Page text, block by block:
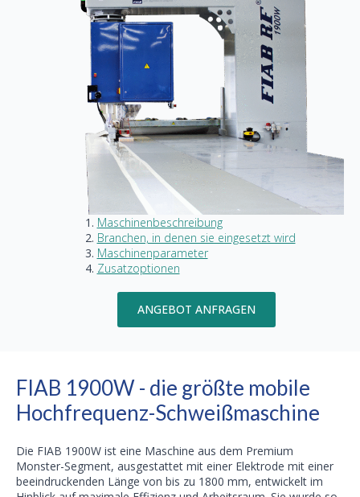
Maschinenbeschreibung
Branchen, in denen sie eingesetzt wird
Maschinenparameter
Zusatzoptionen
ANGEBOT ANFRAGEN
FIAB 1900W - die größte mobile
Hochfrequenz-Schweißmaschine
Die FIAB 1900W ist eine Maschine aus dem Premium
Monster-Segment, ausgestattet mit einer Elektrode mit einer
beeindruckenden Länge von bis zu 1800 mm, entwickelt im